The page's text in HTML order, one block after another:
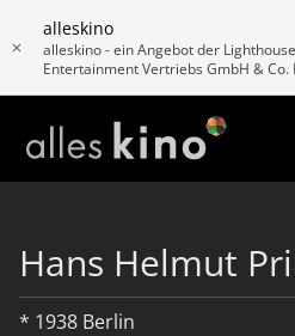
alleskino
alleskino - ein Angebot der
Entertainment Vertriebs GmbH & Co.
Hans Helmut
* 1938 Berlin